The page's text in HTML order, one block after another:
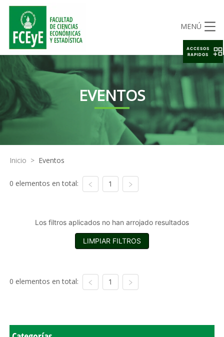
MENÚ
EVENTOS
Inicio > Eventos
0 elementos en total: 1
Los filtros aplicados no han arrojado resultados
LIMPIAR FILTROS
0 elementos en total: 1
ACCESOS
RAPIDOS